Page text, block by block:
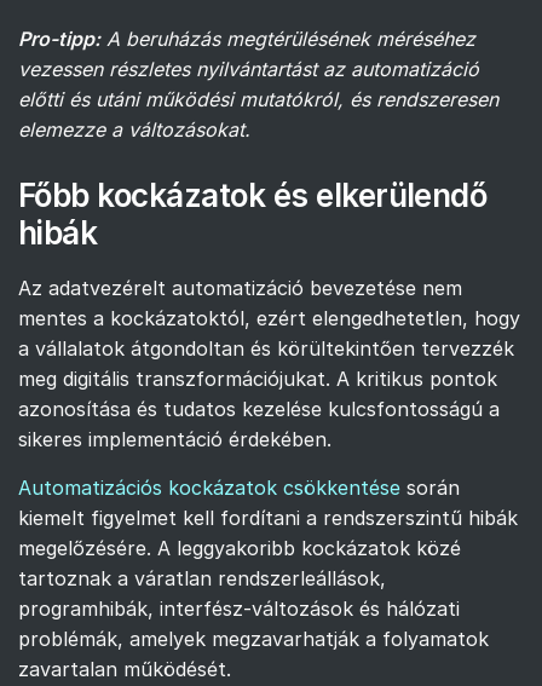
Pro-tipp: A beruházás megtérülésének méréséhez
vezessen részletes nyilvántartást az automatizáció
előtti és utáni működési mutatókról, és rendszeresen
elemezze a változásokat.
Főbb kockázatok és elkerülendő
hibák
Az adatvezérelt automatizáció bevezetése nem
mentes a kockázatoktól, ezért elengedhetetlen, hogy
a vállalatok átgondoltan és körültekintően tervezzék
meg digitális transzformációjukat. A kritikus pontok
azonosítása és tudatos kezelése kulcsfontosságú a
sikeres implementáció érdekében.
Automatizációs kockázatok csökkentése során
kiemelt figyelmet kell fordítani a rendszerszintű hibák
megelőzésére. A leggyakoribb kockázatok közé
tartoznak a váratlan rendszerleállások,
programhibák, interfész-változások és hálózati
problémák, amelyek megzavarhatják a folyamatok
zavartalan működését.